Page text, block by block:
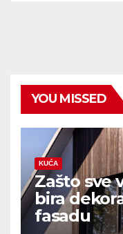
YOU MISSED
KUĆA
Zašto sve
bira
fasadu